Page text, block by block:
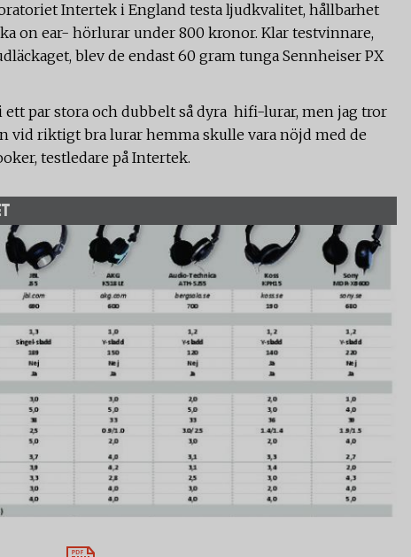
Intertek i England testa ljudkvalitet, hållbarhet
on ear- hörlurar under 800 kronor. Klar testvinnare,
blev de endast 60 gram tunga Sennheiser PX
par stora och dubbelt så dyra hifi-lurar, men jag tror
vid riktigt bra lurar hemma skulle vara nöjd med de
testledare på Intertek.